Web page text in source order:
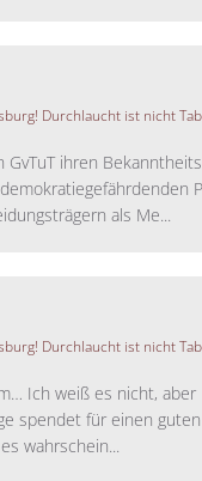
Durchlaucht ist nicht
ihren
als Me...
Durchlaucht ist nicht
Ich weiß es nicht, aber
spendet für einen
wahrschein...